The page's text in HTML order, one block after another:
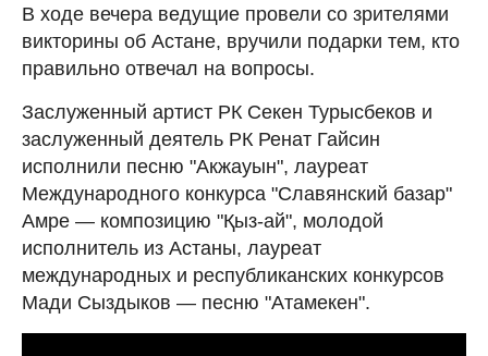
В ходе вечера ведущие провели со зрителями
викторины об Астане, вручили подарки тем, кто
правильно отвечал на вопросы.
Заслуженный артист РК Секен Турысбеков и
заслуженный деятель РК Ренат Гайсин
исполнили песню "Акжауын", лауреат
Международного конкурса "Славянский базар"
Амре — композицию "Қыз-ай", молодой
исполнитель из Астаны, лауреат
международных и республиканских конкурсов
Мади Сыздыков — песню "Атамекен".